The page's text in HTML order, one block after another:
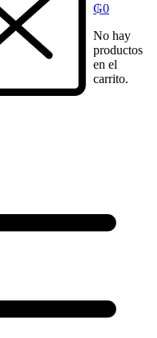
₲0
No hay
productos
en el
carrito.